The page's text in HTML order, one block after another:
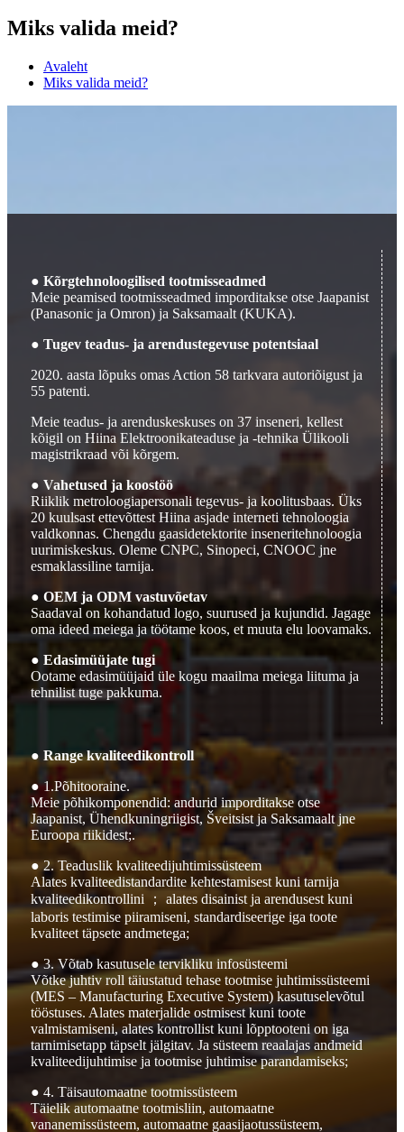
Miks valida meid?
Avaleht
Miks valida meid?
● Kõrgtehnoloogilised tootmisseadmed
Meie peamised tootmisseadmed imporditakse otse Jaapanist
(Panasonic ja Omron) ja Saksamaalt (KUKA).
● Tugev teadus- ja arendustegevuse potentsiaal
2020. aasta lõpuks omas Action 58 tarkvara autoriõigust ja
55 patenti.
Meie teadus- ja arenduskeskuses on 37 inseneri, kellest
kõigil on Hiina Elektroonikateaduse ja -tehnika Ülikooli
magistrikraad või kõrgem.
● Vahetused ja koostöö
Riiklik metroloogiapersonali tegevus- ja koolitusbaas. Üks
20 kuulsast ettevõttest Hiina asjade interneti tehnoloogia
valdkonnas. Chengdu gaasidetektorite inseneritehnoloogia
uurimiskeskus. Oleme CNPC, Sinopeci, CNOOC jne
esmaklassiline tarnija.
● OEM ja ODM vastuvõetav
Saadaval on kohandatud logo, suurused ja kujundid. Jagage
oma ideed meiega ja töötame koos, et muuta elu loovamaks.
● Edasimüüjate tugi
Ootame edasimüüjaid üle kogu maailma meiega liituma ja
tehnilist tuge pakkuma.
● Range kvaliteedikontroll
● 1.Põhitooraine.
Meie põhikomponendid: andurid imporditakse otse
Jaapanist, Ühendkuningriigist, Šveitsist ja Saksamaalt jne
Euroopa riikidest;.
● 2. Teaduslik kvaliteedijuhtimissüsteem
Alates kvaliteedistandardite kehtestamisest kuni tarnija
kvaliteedikontrollini ； alates disainist ja arendusest kuni
laboris testimise piiramiseni, standardiseerige iga toote
kvaliteet täpsete andmetega;
● 3. Võtab kasutusele tervikliku infosüsteemi
Võtke juhtiv roll täiustatud tehase tootmise juhtimissüsteemi
(MES – Manufacturing Executive System) kasutuselevõtul
tööstuses. Alates materjalide ostmisest kuni toote
valmistamiseni, alates kontrollist kuni lõpptooteni on iga
tarnimisetapp täpselt jälgitav. Ja süsteem reaalajas andmeid
kvaliteedijuhtimise ja tootmise juhtimise parandamiseks;
● 4. Täisautomaatne tootmissüsteem
Täielik automaatne tootmisliin, automaatne
vananemissüsteem, automaatne gaasijaotussüsteem,